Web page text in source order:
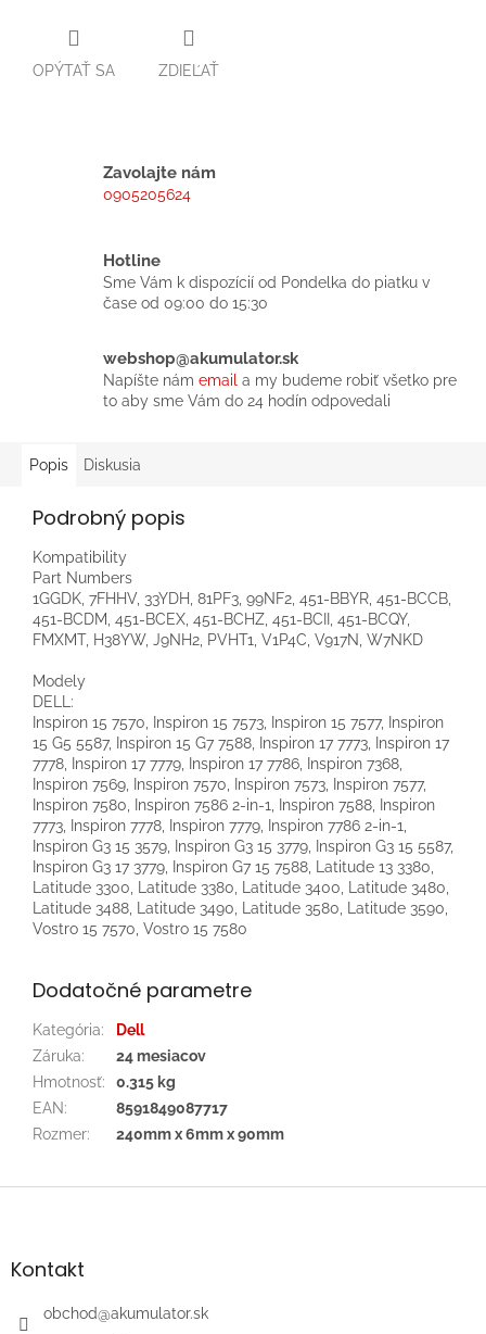
OPÝTAŤ SA ZDIEĽAŤ
Zavolajte nám
0905205624
Hotline
Sme Vám k dispozícií od Pondelka do piatku v
čase od 09:00 do 15:30
webshop@akumulator.sk
Napíšte nám email a my budeme robiť všetko pre
to aby sme Vám do 24 hodín odpovedali
Popis Diskusia
Podrobný popis
Kompatibility
Part Numbers
1GGDK, 7FHHV, 33YDH, 81PF3, 99NF2, 451-BBYR, 451-BCCB,
451-BCDM, 451-BCEX, 451-BCHZ, 451-BCII, 451-BCQY,
FMXMT, H38YW, J9NH2, PVHT1, V1P4C, V917N, W7NKD
Modely
DELL:
Inspiron 15 7570, Inspiron 15 7573, Inspiron 15 7577, Inspiron
15 G5 5587, Inspiron 15 G7 7588, Inspiron 17 7773, Inspiron 17
7778, Inspiron 17 7779, Inspiron 17 7786, Inspiron 7368,
Inspiron 7569, Inspiron 7570, Inspiron 7573, Inspiron 7577,
Inspiron 7580, Inspiron 7586 2-in-1, Inspiron 7588, Inspiron
7773, Inspiron 7778, Inspiron 7779, Inspiron 7786 2-in-1,
Inspiron G3 15 3579, Inspiron G3 15 3779, Inspiron G3 15 5587,
Inspiron G3 17 3779, Inspiron G7 15 7588, Latitude 13 3380,
Latitude 3300, Latitude 3380, Latitude 3400, Latitude 3480,
Latitude 3488, Latitude 3490, Latitude 3580, Latitude 3590,
Vostro 15 7570, Vostro 15 7580
Dodatočné parametre
Kategória:
Dell
Záruka:
24 mesiacov
Hmotnosť:
0.315 kg
EAN:
8591849087717
Rozmer: 240mm x 6mm x 90mm
Z
äKontakt
obchod@akumulator.sk